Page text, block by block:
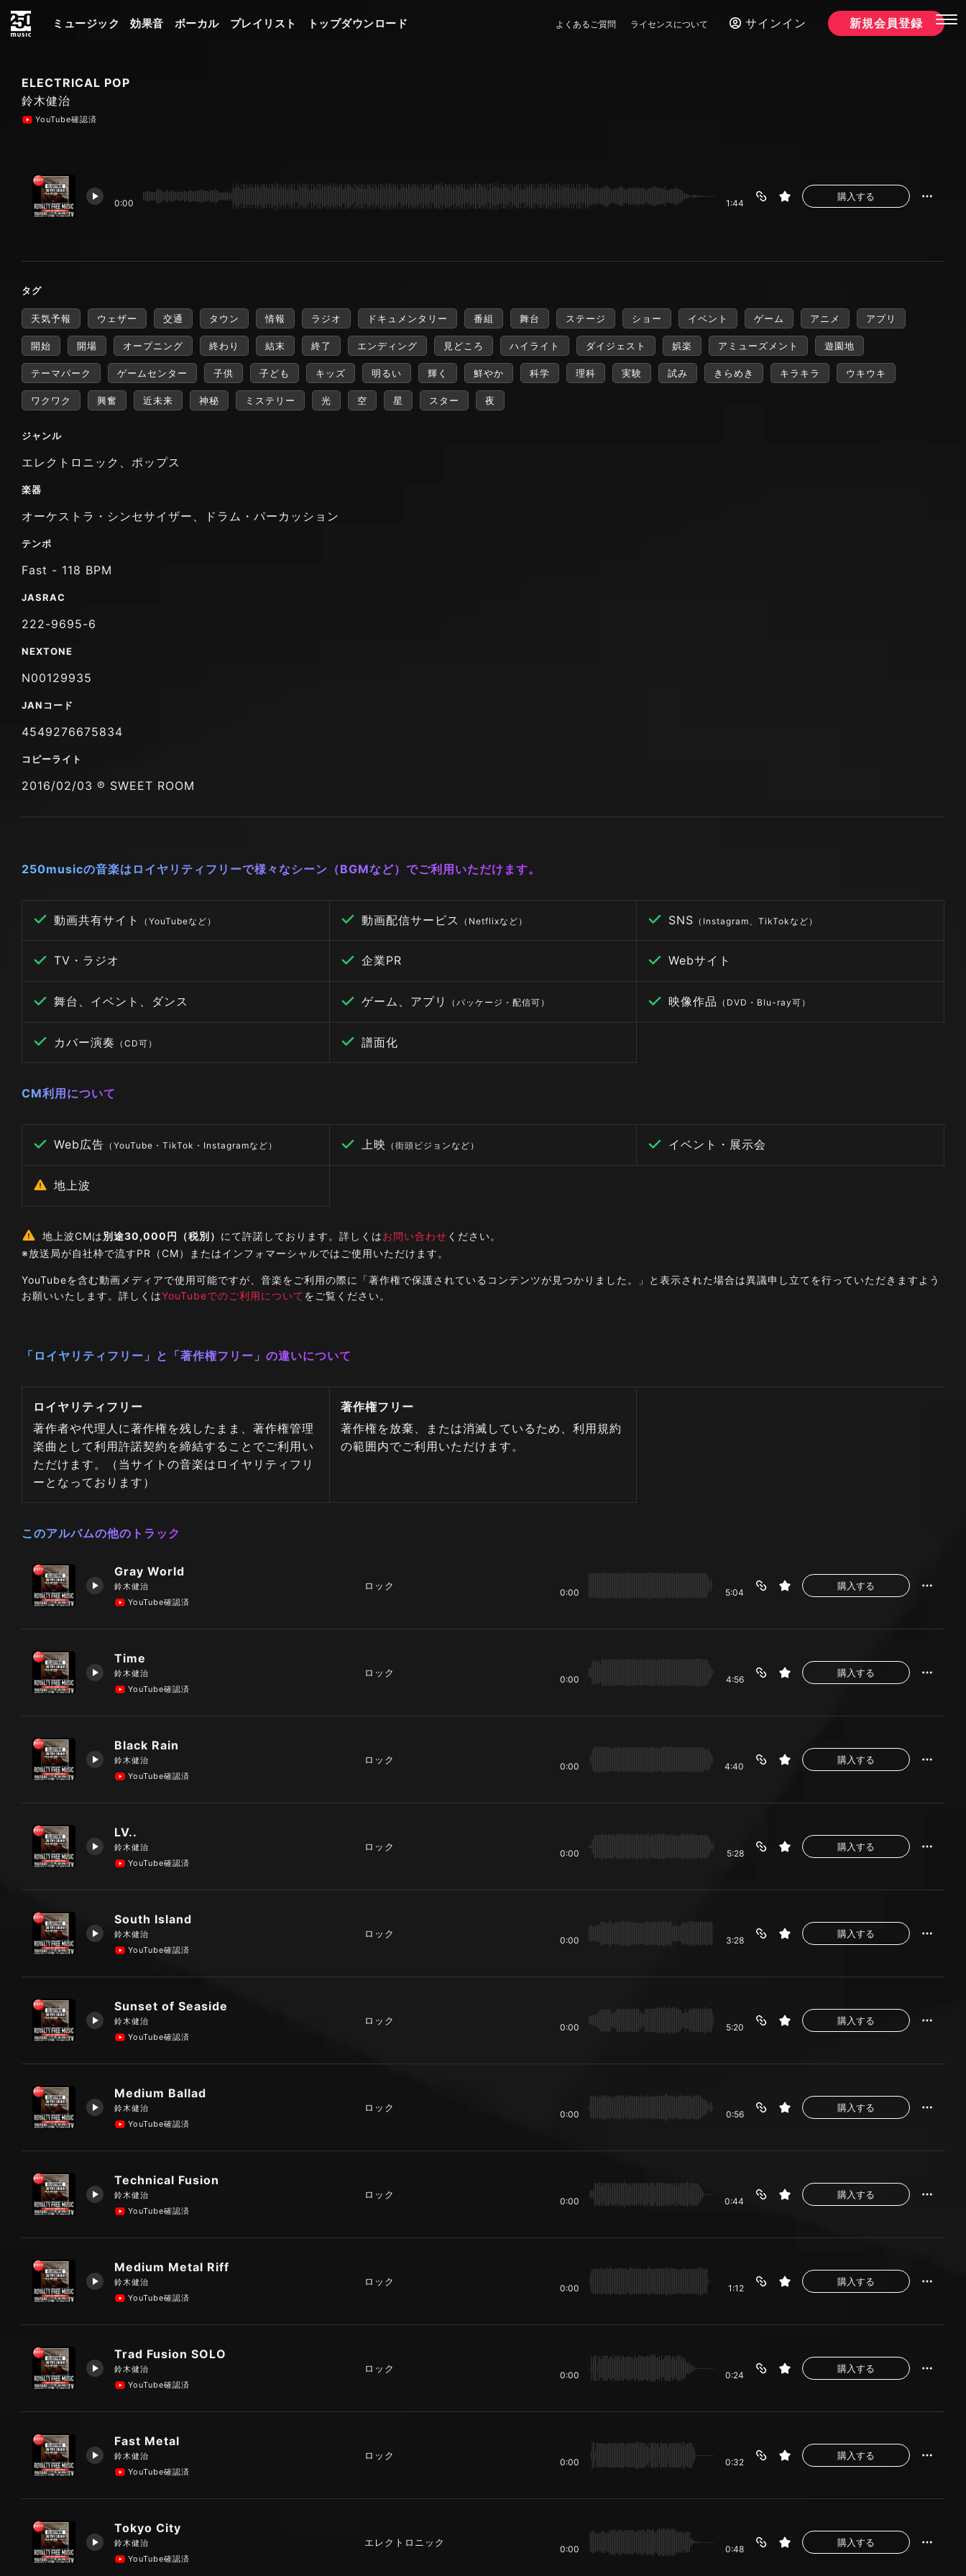
ミュージック 効果音 ボーカル プレイリスト トップダウンロード よくあるご質問 ライセンスについて サインイン 新規会員登録
ELECTRICAL POP
鈴木健治
YouTube確認済
0:00 1:44
購入する
タグ
天気予報 ウェザー 交通 タウン 情報 ラジオ ドキュメンタリー 番組 舞台 ステージ ショー イベント ゲーム アニメ アプリ
開始 開場 オープニング 終わり 結末 終了 エンディング 見どころ ハイライト ダイジェスト 娯楽 アミューズメント 遊園地
テーマパーク ゲームセンター 子供 子ども キッズ 明るい 輝く 鮮やか 科学 理科 実験 試み きらめき キラキラ ウキウキ
ワクワク 興奮 近未来 神秘 ミステリー 光 空 星 スター 夜
ジャンル
エレクトロニック、ポップス
楽器
オーケストラ・シンセサイザー、ドラム・パーカッション
テンポ
Fast - 118 BPM
JASRAC
222-9695-6
NEXTONE
N00129935
JANコード
4549276675834
コピーライト
2016/02/03 ℗ SWEET ROOM
250musicの音楽はロイヤリティフリーで様々なシーン（BGMなど）でご利用いただけます。
動画共有サイト （YouTubeなど） 動画配信サービス （Netflixなど） SNS （Instagram、TikTokなど）
TV・ラジオ 企業PR Webサイト
舞台、イベント、ダンス ゲーム、アプリ （パッケージ・配信可） 映像作品 （DVD・Blu-ray可）
カバー演奏 （CD可） 譜面化
CM利用について
Web広告 （YouTube・TikTok・Instagramなど） 上映 （街頭ビジョンなど） イベント・展示会
地上波
地上波CMは別途30,000円（税別） にて許諾しております。詳しくはお問い合わせ ください。
※放送局が自社枠で流すPR（CM）またはインフォマーシャルではご使用いただけます。
YouTubeを含む動画メディアで使用可能ですが、音楽をご利用の際に「著作権で保護されているコンテンツが見つかりました。」と表示された場合は異議申し立てを行っていただきますよう
お願いいたします。詳しくはYouTubeでのご利用についてをご覧ください。
「ロイヤリティフリー」と「著作権フリー」の違いについて
ロイヤリティフリー
著作者や代理人に著作権を残したまま、著作権管理
楽曲として利用許諾契約を締結することでご利用い
ただけます。（当サイトの音楽はロイヤリティフリ
ーとなっております）
著作権フリー
著作権を放棄、または消滅しているため、利用規約
の範囲内でご利用いただけます。
このアルバムの他のトラック
Gray World
鈴木健治
YouTube確認済
ロック
0:00 5:04
購入する
Time
鈴木健治
YouTube確認済
ロック
0:00 4:56
購入する
Black Rain
鈴木健治
YouTube確認済
ロック
0:00 4:40
購入する
LV..
鈴木健治
YouTube確認済
ロック
0:00 5:28
購入する
South Island
鈴木健治
YouTube確認済
ロック
0:00 3:28
購入する
Sunset of Seaside
鈴木健治
YouTube確認済
ロック
0:00 5:20
購入する
Medium Ballad
鈴木健治
YouTube確認済
ロック
0:00 0:56
購入する
Technical Fusion
鈴木健治
YouTube確認済
ロック
0:00 0:44
購入する
Medium Metal Riff
鈴木健治
YouTube確認済
ロック
0:00 1:12
購入する
Trad Fusion SOLO
鈴木健治
YouTube確認済
ロック
0:00 0:24
購入する
Fast Metal
鈴木健治
YouTube確認済
ロック
0:00 0:32
購入する
Tokyo City
鈴木健治
YouTube確認済
エレクトロニック
0:00 0:48
購入する